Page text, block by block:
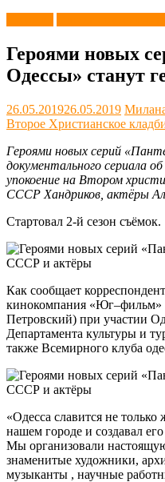
Героями новых
Одессы» станут
26.05.201926.05.2019
Второе Христианское
Героями новых серий
документального сериала
упокоение на Втором
СССР Хандриков, актёры
Стартовал 2-й сезон съёмок.
Как сообщает
кинокомпания «Юг–фильм»
Петровский) при участии
Департамента культуры и
также Всемирного клуба
«Одесса славится не
нашем городе и создавал
Мы организовали
знаменитые художники,
музыканты , научные